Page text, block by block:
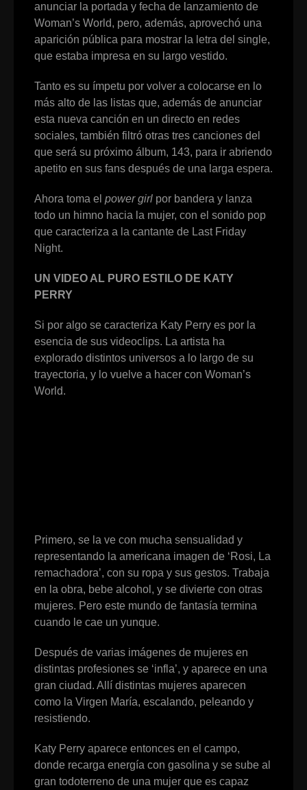
anunciar la portada y fecha de lanzamiento de
Woman’s World, pero, además, aprovechó una
aparición pública para mostrar la letra del single,
que estaba impresa en su largo vestido.
Tanto es su ímpetu por volver a colocarse en lo
más alto de las listas que, además de anunciar
esta nueva canción en un directo en redes
sociales, también filtró otras tres canciones del
que será su próximo álbum, 143, para ir abriendo
apetito en sus fans después de una larga espera.
Ahora toma el power girl por bandera y lanza
todo un himno hacia la mujer, con el sonido pop
que caracteriza a la cantante de Last Friday
Night.
UN VIDEO AL PURO ESTILO DE KATY
PERRY
Si por algo se caracteriza Katy Perry es por la
esencia de sus videoclips. La artista ha
explorado distintos universos a lo largo de su
trayectoria, y lo vuelve a hacer con Woman’s
World.
Primero, se la ve con mucha sensualidad y
representando la americana imagen de ‘Rosi, La
remachadora’, con su ropa y sus gestos. Trabaja
en la obra, bebe alcohol, y se divierte con otras
mujeres. Pero este mundo de fantasía termina
cuando le cae un yunque.
Después de varias imágenes de mujeres en
distintas profesiones se ‘infla’, y aparece en una
gran ciudad. Allí distintas mujeres aparecen
como la Virgen María, escalando, peleando y
resistiendo.
Katy Perry aparece entonces en el campo,
donde recarga energía con gasolina y se sube al
gran todoterreno de una mujer que es capaz